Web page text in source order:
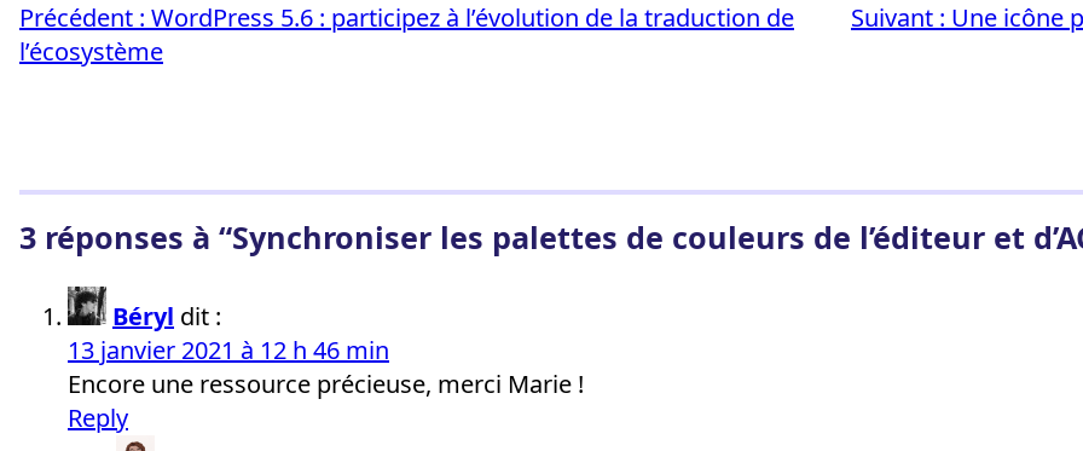
Précédent : WordPress 5.6 : participez à l’évolution de la traduction de
l’écosystème
Suivant : Une icône
3 réponses à “Synchroniser les palettes de couleurs de l’éditeur et
Béryl dit :
13 janvier 2021 à 12 h 46 min
Encore une ressource précieuse, merci Marie !
Reply